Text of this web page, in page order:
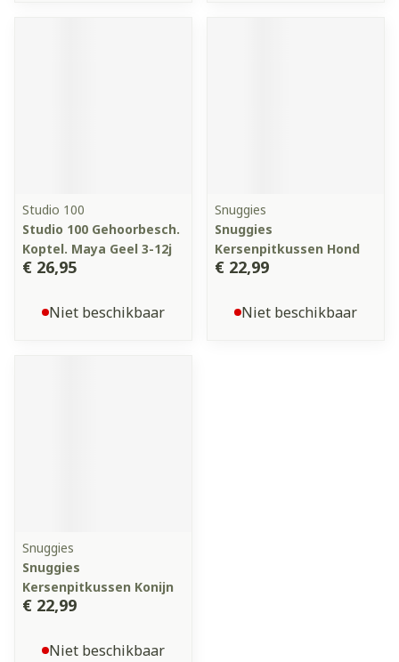
Studio 100
Studio 100 Gehoorbesch.
Koptel. Maya Geel 3-12j
€ 26,95
Niet beschikbaar
Snuggies
Snuggies
Kersenpitkussen Hond
€ 22,99
Niet beschikbaar
Snuggies
Snuggies
Kersenpitkussen Konijn
€ 22,99
Niet beschikbaar